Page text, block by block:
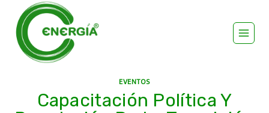
EVENTOS
Capacitación Política Y